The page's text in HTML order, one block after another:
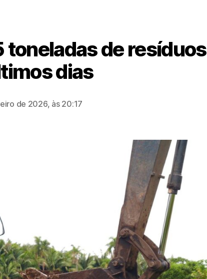
toneladas de resíduos
dias
de 2026, às 20:17